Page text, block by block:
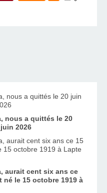
nous a quittés le 20
2026
aurait cent six ans ce
né le 15 octobre 1919 à